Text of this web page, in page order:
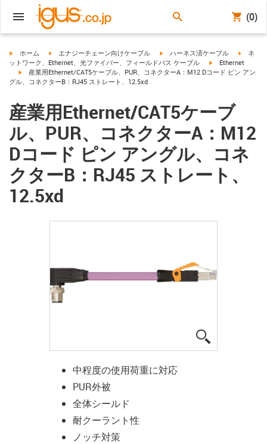
(0)
igus-icon-arrow-right
ホーム igus-icon-arrow-right
エナジーチェーン向けケーブル igus-icon-arrow-right
ハーネス済ケーブル igus-
ネ
ットワーク、Ethernet、光ファイバー、フィールドバス ケーブル
igus-icon-arrow-
Ethernet
igus-icon-arrow-right
産業用Ethernet/CAT5ケーブル、PUR、コネクターA：M12 Dコード ピン アン
グル、コネクターB：RJ45 ストレート、12.5xd
産業用Ethernet/CAT5ケーブ
ル、PUR、コネクターA：M12
Dコード ピン アングル、コネ
クターB：RJ45 ストレート、
12.5xd
中程度の使用荷重に対応
PUR外被
全体シールド
耐クーラント性
ノッチ対策